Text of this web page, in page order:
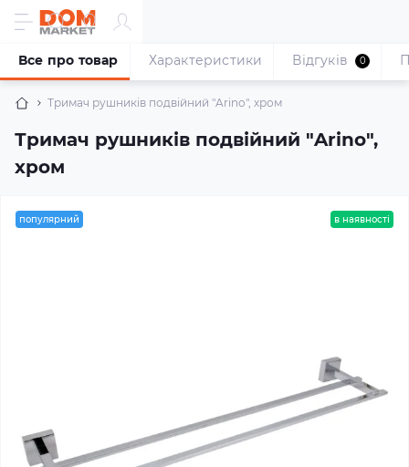
Тримач рушників подвійний "Arino", хром
Тримач рушників подвійний "Arino",
хром
Все про товар Характеристики Відгуків 0
популярний в наявності